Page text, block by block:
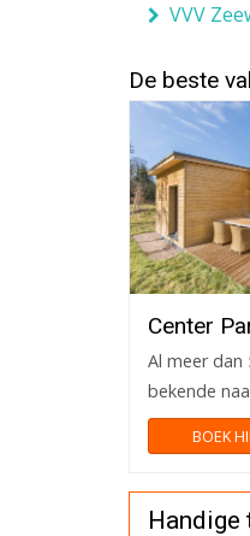
VVV
De beste
Center
Al meer dan
bekende
BOEK
Handige